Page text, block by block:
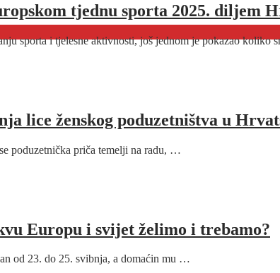
tjednu sporta 2025. diljem
sporta i tjelesne aktivnosti, još jednom je pokazao koliko
lice ženskog poduzetništva u
poduzetnička priča temelji na radu, …
Europu i svijet želimo i trebamo?
od 23. do 25. svibnja, a domaćin mu …